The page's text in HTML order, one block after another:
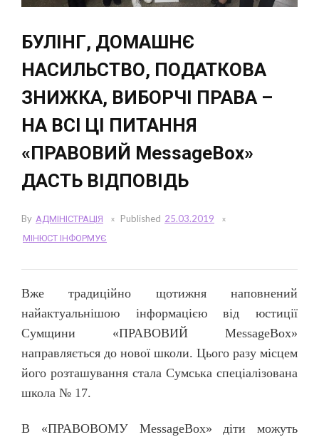
БУЛІНГ, ДОМАШНЄ
НАСИЛЬСТВО, ПОДАТКОВА
ЗНИЖКА, ВИБОРЧІ ПРАВА –
НА ВСІ ЦІ ПИТАННЯ
«ПРАВОВИЙ MessageBox»
ДАСТЬ ВІДПОВІДЬ
By АДМІНІСТРАЦІЯ Published 25.03.2019
МІНЮСТ ІНФОРМУЄ
Вже традиційно щотижня наповнений
найактуальнішою інформацією від юстиції
Сумщини «ПРАВОВИЙ MessageBox»
направляється до нової школи. Цього разу місцем
його розташування стала Сумська спеціалізована
школа № 17.
В «ПРАВОВОМУ MessageBox» діти можуть